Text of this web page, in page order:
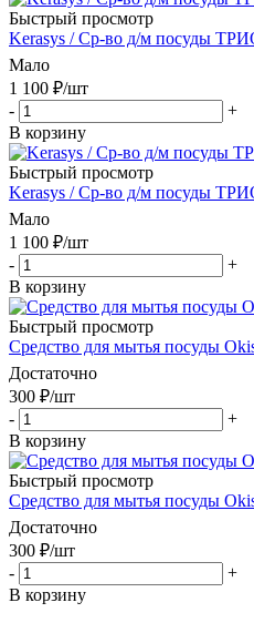
Быстрый просмотр
Kerasys / Ср-во д/м посуды
Мало
1 100 ₽/шт
-
+
В корзину
Быстрый просмотр
Kerasys / Ср-во д/м посуды
Мало
1 100 ₽/шт
-
+
В корзину
Быстрый просмотр
Средство для мытья посуды
Достаточно
300 ₽/шт
-
+
В корзину
Быстрый просмотр
Средство для мытья посуды
Достаточно
300 ₽/шт
-
+
В корзину